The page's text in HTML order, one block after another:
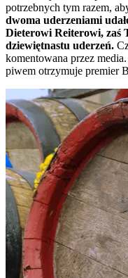
potrzebnych tym razem,
dwoma uderzeniami
Dieterowi Reiterowi, zaś
dziewiętnastu uderzeń.
komentowana przez
piwem otrzymuje premier